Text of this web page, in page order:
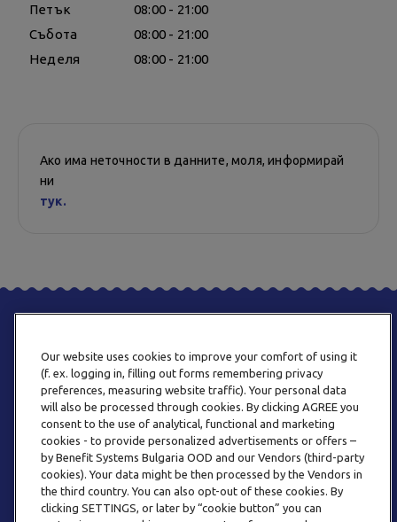
Петък
08:00 - 21:00
Събота
08:00 - 21:00
Неделя
08:00 - 21:00
Ако има неточности в данните, моля, информирай
ни
тук.
ТЕЛЕФОН
0800 123 92
Our website uses cookies to improve your comfort of using it
(f. ex. logging in, filling out forms remembering privacy
preferences, measuring website traffic). Your personal data
will also be processed through cookies. By clicking AGREE you
consent to the use of analytical, functional and marketing
cookies - to provide personalized advertisements or offers –
by Benefit Systems Bulgaria OOD and our Vendors (third-party
cookies). Your data might be then processed by the Vendors in
the third country. You can also opt-out of these cookies. By
clicking SETTINGS, or later by “cookie button” you can